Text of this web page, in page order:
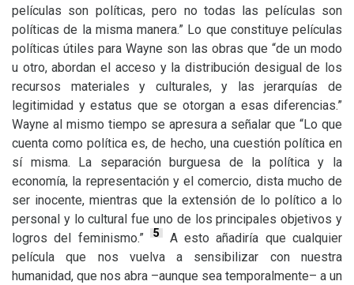
películas son políticas, pero no todas las películas son
políticas de la misma manera.” Lo que constituye películas
políticas útiles para Wayne son las obras que “de un modo
u otro, abordan el acceso y la distribución desigual de los
recursos materiales y culturales, y las jerarquías de
legitimidad y estatus que se otorgan a esas diferencias.”
Wayne al mismo tiempo se apresura a señalar que “Lo que
cuenta como política es, de hecho, una cuestión política en
sí misma. La separación burguesa de la política y la
economía, la representación y el comercio, dista mucho de
ser inocente, mientras que la extensión de lo político a lo
personal y lo cultural fue uno de los principales objetivos y
logros del feminismo.” 5
A esto añadiría que cualquier
película que nos vuelva a sensibilizar con nuestra
humanidad, que nos abra –aunque sea temporalmente– a un